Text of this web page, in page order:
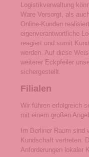
Logistikverwaltung
Ware Versorgt, als
Online-Kunden
eigenverantwortliche
reagiert und somit
werden. Auf diese
weiterer Eckpfeiler
sichergestellt.
Filialen
Wir führen erfolgreich
mit einem großen
Im Berliner Raum
Kundschaft vertreten.
Anforderungen lokaler